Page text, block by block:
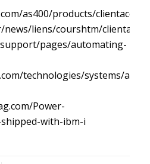
as400/products/
liens/courshtm/
pages/automating-
technologies/systems/
Power-
with-ibm-i